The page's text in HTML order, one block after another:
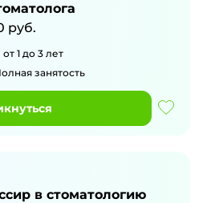
руб.
от 1 до 3 лет
занятость
в стоматологию